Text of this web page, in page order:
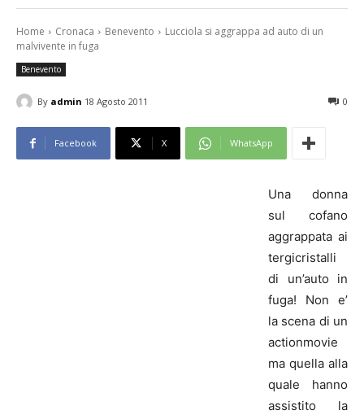
Home Cronaca Benevento
Lucciola si aggrappa ad auto di un
malvivente in fuga
Benevento
By admin 18 Agosto 2011 0
Facebook X WhatsApp
Una donna
sul cofano
aggrappata ai
tergicristalli
di un’auto in
fuga! Non e’
la scena di un
actionmovie
ma quella alla
quale hanno
assistito la